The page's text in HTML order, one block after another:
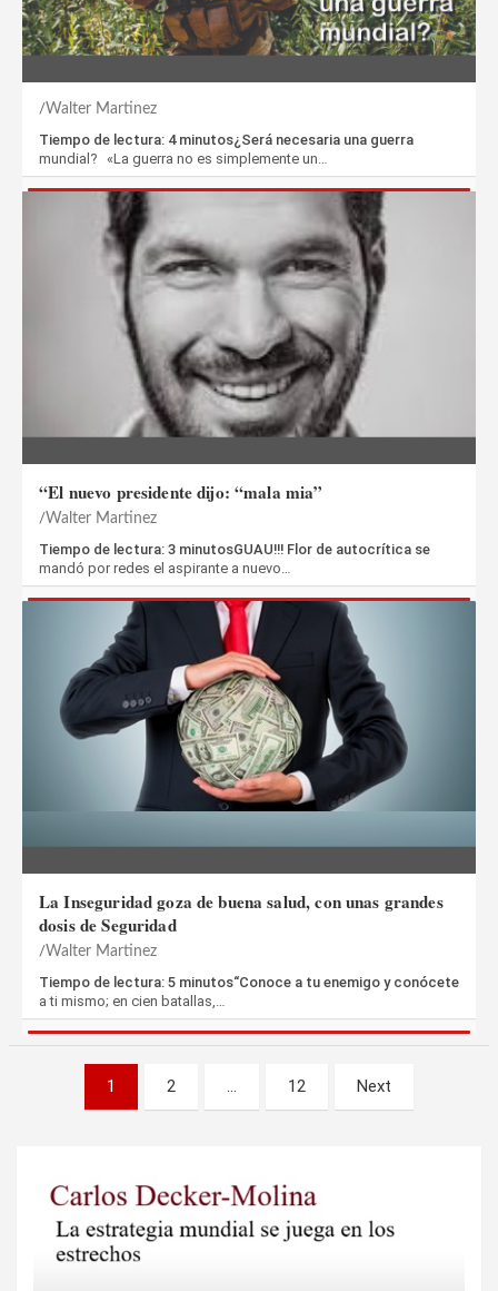
Walter Martinez
Tiempo de lectura: 4 minutos¿Será necesaria una guerra
mundial? «La guerra no es simplemente un…
“El nuevo presidente dijo: “mala mia”
Walter Martinez
Tiempo de lectura: 3 minutosGUAU!!! Flor de autocrítica se
mandó por redes el aspirante a nuevo…
La Inseguridad goza de buena salud, con unas grandes
dosis de Seguridad
Walter Martinez
Tiempo de lectura: 5 minutos“Conoce a tu enemigo y conócete
a ti mismo; en cien batallas,…
Paginación
1 2 … 12 Next